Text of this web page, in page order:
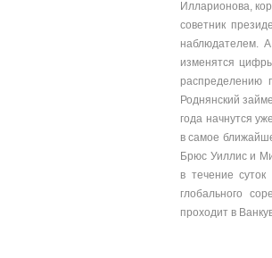
Илларионова,
советник
наблюдателем.
изменятся
распределению
Роднянский
года начнутся
в самое
Брюс Уиллис и
в течение
глобального
проходит в